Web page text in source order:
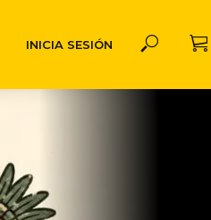
INICIA SESIÓN